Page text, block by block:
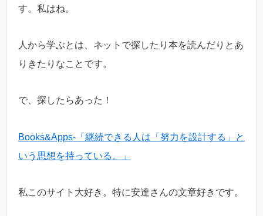
す。私はね。
人から学ぶとは、ネットで探したり本を読んだりとあ
りきたりなことです。
で、探したらあった！
Books&Apps-「継続できる人は「努力を設計する」と
いう思想を持っている。」
私このサイト大好き。特に安達さんの文章好きです。